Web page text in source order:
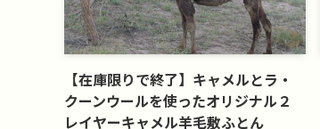
【在庫限りで終了】キャメルとラ・
クーンウールを使ったオリジナル２
レイヤーキャメル羊毛敷ふとん